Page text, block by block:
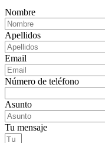
Nombre
Apellidos
Email
Número de teléfono
Asunto
Tu mensaje